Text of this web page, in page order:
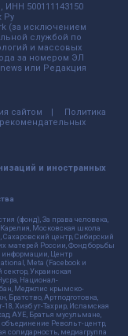
500111143150
Ру
(за исключением
службой по
и массовых
за номером ЭЛ
или Редакция
сайтом
Политика
и иностранных
(фонд), За права человека,
Московская школа
Сахаровский центр, Сибирский
матерей России, Фонд борьбы
информации, Центр
Meta (Facebook и
Украинская
Национал-
Меджлис крымско-
Братство, Артподготовка,
Хизб ут-Тахрир, Исламская
АУЕ, Братья мусульмане,
Револьт-центр,
солидарность, медиагруппа